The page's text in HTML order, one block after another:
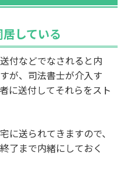
している
付などでなされると内
が、司法書士が介入す
に送付してそれらをスト
に送られてきますので、
了まで内緒にしておく